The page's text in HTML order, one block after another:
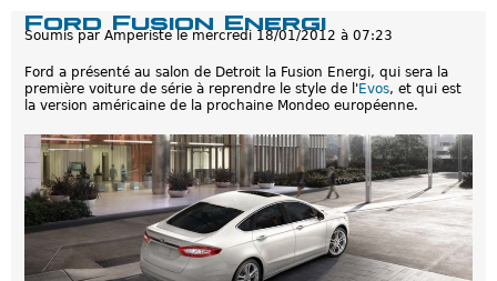
e
r
e
c
a
r
g
e
b
l
e
?
v
i
t
u
e
é
l
e
c
t
r
i
q
Ford Fusion Energi
Soumis par Amperistelemercredi 18/01/2012 à 07:23
Ford a présenté au salon de Detroit la Fusion Energi, qui sera la
première voiture de série à reprendre le style de l'Evos, et qui est
la version américaine de la prochaine Mondeo européenne.